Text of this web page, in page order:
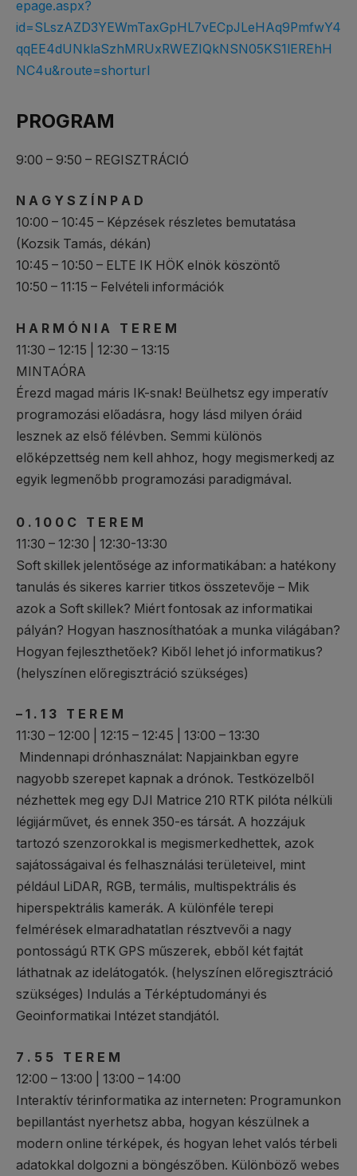
epage.aspx?
id=SLszAZD3YEWmTaxGpHL7vECpJLeHAq9PmfwY4
qqEE4dUNklaSzhMRUxRWEZIQkNSN05KS1lEREhH
NC4u&route=shorturl
PROGRAM
9:00 – 9:50 – REGISZTRÁCIÓ
N A G Y S Z Í N P A D
10:00 – 10:45 – Képzések részletes bemutatása
(Kozsik Tamás, dékán)
10:45 – 10:50 – ELTE IK HÖK elnök köszöntő
10:50 – 11:15 – Felvételi információk
H A R M Ó N I A T E R E M
11:30 – 12:15 | 12:30 – 13:15
MINTAÓRA
Érezd magad máris IK-snak! Beülhetsz egy imperatív
programozási előadásra, hogy lásd milyen óráid
lesznek az első félévben. Semmi különös
előképzettség nem kell ahhoz, hogy megismerkedj az
egyik legmenőbb programozási paradigmával.
0 . 1 0 0 C T E R E M
11:30 – 12:30 | 12:30-13:30
Soft skillek jelentősége az informatikában: a hatékony
tanulás és sikeres karrier titkos összetevője – Mik
azok a Soft skillek? Miért fontosak az informatikai
pályán? Hogyan hasznosíthatóak a munka világában?
Hogyan fejleszthetőek? Kiből lehet jó informatikus?
(helyszínen előregisztráció szükséges)
– 1 . 1 3 T E R E M
11:30 – 12:00 | 12:15 – 12:45 | 13:00 – 13:30
Mindennapi drónhasználat: Napjainkban egyre
nagyobb szerepet kapnak a drónok. Testközelből
nézhettek meg egy DJI Matrice 210 RTK pilóta nélküli
légijárművet, és ennek 350-es társát. A hozzájuk
tartozó szenzorokkal is megismerkedhettek, azok
sajátosságaival és felhasználási területeivel, mint
például LiDAR, RGB, termális, multispektrális és
hiperspektrális kamerák. A különféle terepi
felmérések elmaradhatatlan résztvevői a nagy
pontosságú RTK GPS műszerek, ebből két fajtát
láthatnak az idelátogatók. (helyszínen előregisztráció
szükséges) Indulás a Térképtudományi és
Geoinformatikai Intézet standjától.
7 . 5 5 T E R E M
12:00 – 13:00 | 13:00 – 14:00
Interaktív térinformatika az interneten: Programunkon
bepillantást nyerhetsz abba, hogyan készülnek a
modern online térképek, és hogyan lehet valós térbeli
adatokkal dolgozni a böngészőben. Különböző webes